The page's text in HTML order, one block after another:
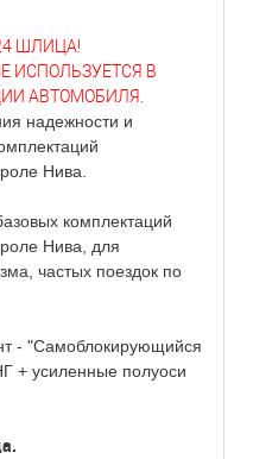
ШЛИЦА!
ИСПОЛЬЗУЕТСЯ В
АВТОМОБИЛЯ.
надежности и
Нива.
комплектаций
Нива, для
частых поездок по
- "Самоблокирующийся
усиленные полуоси